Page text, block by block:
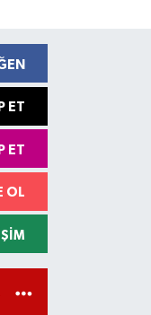
ET
ET
OL